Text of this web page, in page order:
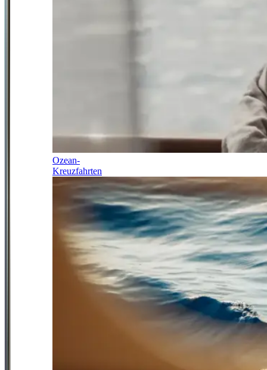
Ozean-
Kreuzfahrten